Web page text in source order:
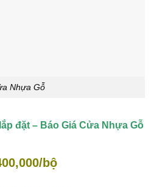
Nhựa Gỗ
đặt – Báo Giá Cửa Nhựa Gỗ
bộ